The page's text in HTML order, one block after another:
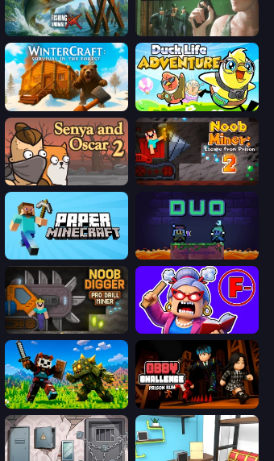
Fishing Anomaly Prison Escape
WinterCraft: Survival in the Forest Duck Life: Adventure (Demo)
Senya and Oscar 2 Noob Miner 2: Escape From Prison
Paper Minecraft Duo
Noob Digger: Pro Drill Miner
CraftSlayer: Apocalypse Obby Challenge: Prison Run